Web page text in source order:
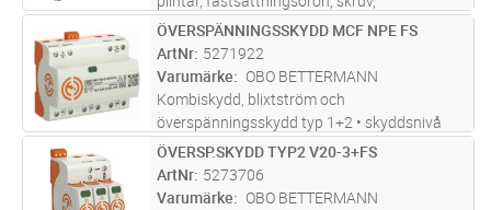
tryckutjämningsventil, överspänningsskydd.
ST Lägg i kundvagn
ÖVERSPÄNNINGSSKYDD MCF NPE FS
ArtNr 5271922
Varumärke
OBO BETTERMANN
Kombiskydd, blixtström och
överspänningsskydd typ 1+2 • skyddsnivå
<1,5 kV • För åskskyddspotentialutjämning
enligt SS EN 62305 •
Blixtströmavledningsförmåga 25 kA (10/350)
ST Lägg i kundvagn
ÖVERSP.SKYDD TYP2 V20-3+FS
ArtNr 5273706
Varumärke
OBO BETTERMANN